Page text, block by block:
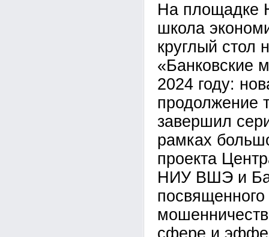
На площадке
школа
круглый стол
«Банковские
2024 году:
продолжение
завершил
рамках
проекта
НИУ ВШЭ и
посвященного
сфере и